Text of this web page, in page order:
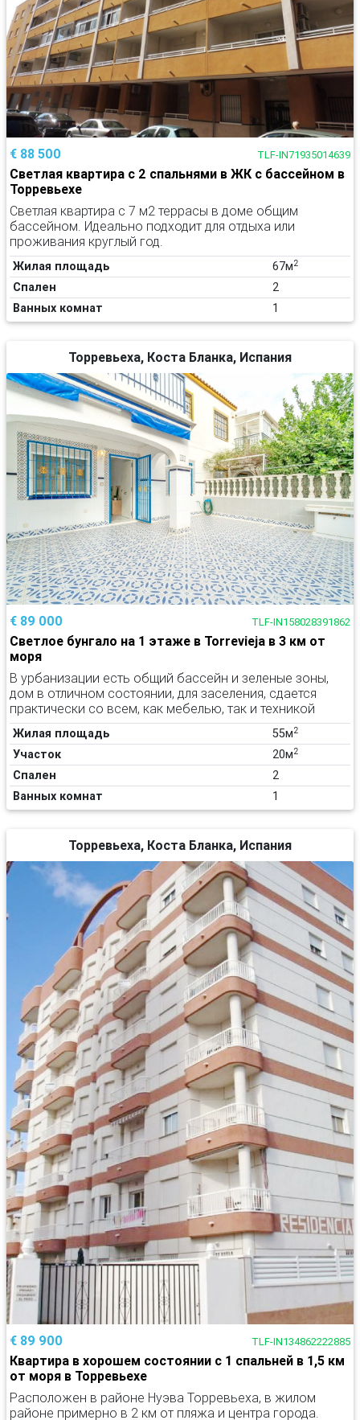
€ 88 500 TLF-IN71935014639
Светлая квартира с 2 спальнями в ЖК с бассейном в
Торревьехе
Светлая квартира с 7 м2 террасы в доме общим
бассейном. Идеально подходит для отдыха или
проживания круглый год.
Жилая площадь 67м2
Спален
2
Ванных комнат
1
Торревьеха, Коста Бланка, Испания
€ 89 000 TLF-IN158028391862
Светлое бунгало на 1 этаже в Torrevieja в 3 км от
моря
В урбанизации есть общий бассейн и зеленые зоны,
дом в отличном состоянии, для заселения, сдается
практически со всем, как мебелью, так и техникой
Жилая площадь 55м2
Участок 20м2
Спален
2
Ванных комнат
1
Торревьеха, Коста Бланка, Испания
€ 89 900 TLF-IN134862222885
Квартира в хорошем состоянии с 1 спальней в 1,5 км
от моря в Торревьехе
Расположен в районе Нуэва Торревьеха, в жилом
районе примерно в 2 км от пляжа и центра города.